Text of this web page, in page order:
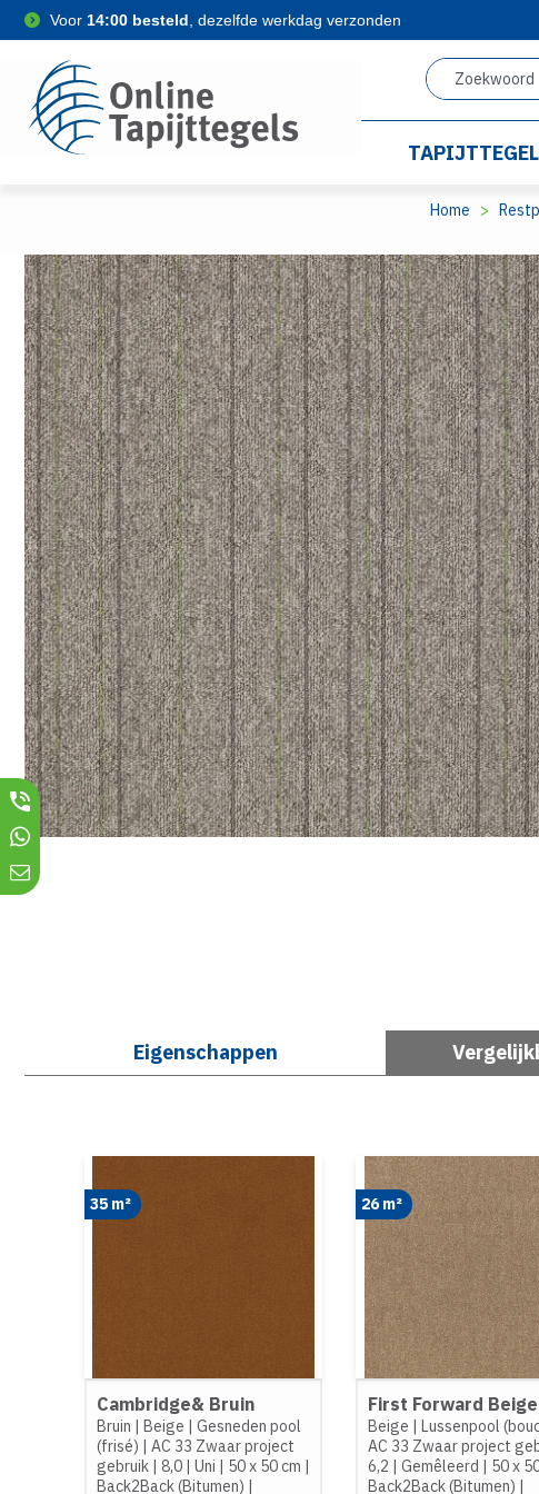
Voor 14:00 besteld , dezelfde werkdag verzonden
Home
Eigenschappen
35 m²
Cambridge& Bruin
Bruin | Beige | Gesneden pool
(frisé) | AC 33 Zwaar project
gebruik | 8,0 | Uni | 50 x 50 cm |
Back2Back (Bitumen) |
26 m²
First Forward Beige
Beige |Lussenpool
AC 33 Zwaar project
6,2 |Gemêleerd | 50 x
Back2Back (Bitumen) |